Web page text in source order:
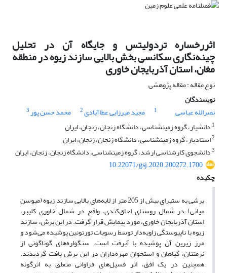
اثررخساره تردولیتس و جایگاه آن در تحلیل
چینه‌نگاری سکانسی بخش بالایی سازند زیوه در منطقه
مغان، استان آذربایجان خاوری
نوع مقاله : مقاله پژوهشی
نویسندگان
نصرالله عباسی
1 مجید میرزایی عطاآبادی2 محمد حسن پور3
1 دانشیار، گروه زمین‎شناسی، دانشگاه زنجان، زنجان، ایران
2استادیار، گروه زمین‎شناسی، دانشگاه زنجان، زنجان، ایران
3دانشجوی کارشناسی ارشد، گروه زمین‎شناسی، دانشگاه زنجان، زنجان، ایران
10.22071/gsj.2020.200272.1700
چکیده
برشی به ستبرای بیش از 205 متر از لایه‌های بالایی سازند زیوه (میوسن
میانی) در شمال روستای اجاق‌کندی، واقع در شمال خاوری کلیبر،
استان آذربایجان خاوری، مورد پیمایش قرار گرفت. در این برش، سازند
زیوه با ناپیوستگی زاویه‌دار توسط رسوبات تورتونین پوشیده می‌شود و
مرز زیرین آن پوشیده با آبرفت است. سنگواره‌های گوناگونی از
نرمتنان، گیاهان و استخوان مهره‌داران در این برش یافت گردیدند.
همچنین در یک افق، اثر فسیل‌های فراوانی متعلق به اثرگونه